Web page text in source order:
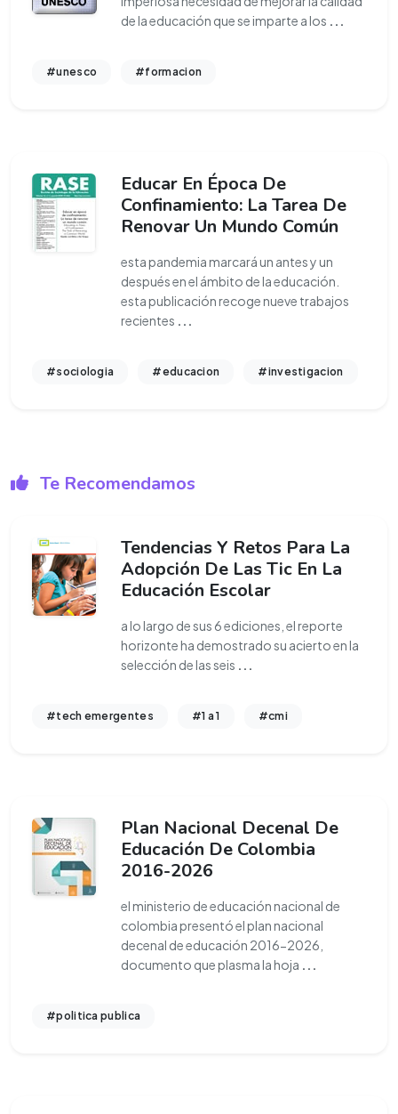
de la educación que se imparte a los ...
#unesco #formacion
Educar En Época De
Confinamiento: La Tarea De
Renovar Un Mundo Común
esta pandemia marcará un antes y un
después en el ámbito de la educación.
esta publicación recoge nueve trabajos
recientes ...
#sociologia #educacion #investigacion
Te Recomendamos
Tendencias Y Retos Para La
Adopción De Las Tic En La
Educación Escolar
a lo largo de sus 6 ediciones, el reporte
horizonte ha demostrado su acierto en la
selección de las seis ...
#tech emergentes #1 a 1 #cmi
Plan Nacional Decenal De
Educación De Colombia
2016-2026
el ministerio de educación nacional de
colombia presentó el plan nacional
decenal de educación 2016-2026,
documento que plasma la hoja ...
#politica publica